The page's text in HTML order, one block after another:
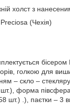
холст з
(Чехія)
голкою для
– скло –
шт.), форма
шт.) .), паєтки – 3